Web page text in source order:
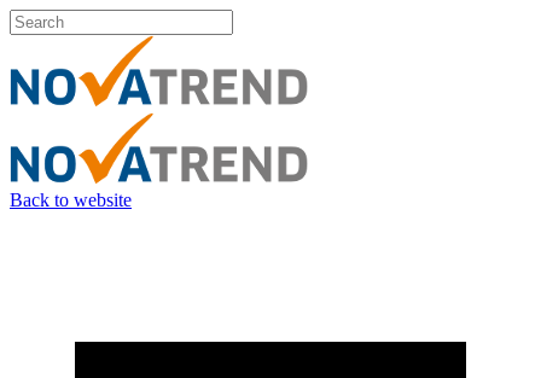
Back to website